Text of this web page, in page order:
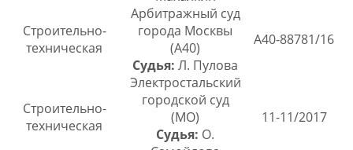
Строительно-
техническая
Арбитражный суд
города Москвы
(А40)
Судья: Л. Пулова
А40-88781/16
Строительно-
техническая
Электростальский
городской суд
(МО)
Судья: О.
11-11/2017